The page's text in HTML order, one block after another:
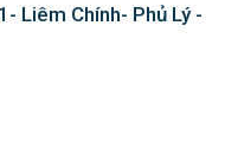
Liêm Chính- Phủ Lý -